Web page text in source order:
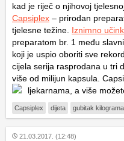
kad je riječ o njihovoj
Capsiplex – prirodan
tjelesne težine. Iznimno
preparatom br. 1 među
koji je uspio oboriti sve
cijela serija rasprodana u tri
više od milijun kapsula.
ljekarnama, a više
Capsiplex dijeta gubitak kilograma
21.03.2017. (12:48)